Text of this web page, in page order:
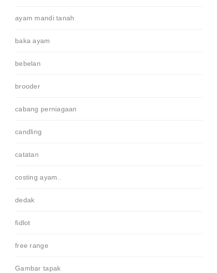
ayam mandi tanah
baka ayam
bebelan
brooder
cabang perniagaan
candling
catatan
costing ayam..
dedak
fidlot
free range
Gambar tapak